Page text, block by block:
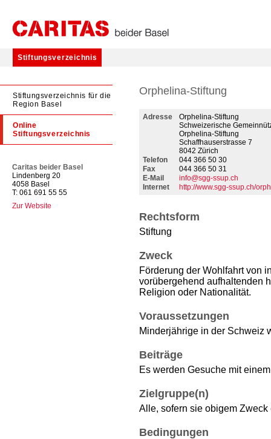
Stiftungsverzeichnis
Stiftungsverzeichnis für die
Region Basel
Online
Stiftungsverzeichnis
Caritas beider Basel
Lindenberg 20
4058 Basel
T: 061 691 55 55
Zur Website
Orphelina-Stiftung
Adresse
Orphelina-Stiftung
Schweizerische
Orphelina-Stiftung
Schaffhauserstrasse 7
8042 Zürich
Telefon
044 366 50 30
Fax
044 366 50 31
E-Mail
info@sgg-ssup.ch
Internet
http://www.sgg-ssup.ch/
Rechtsform
Stiftung
Zweck
Förderung der Wohlfahrt von
vorübergehend aufhaltenden
Religion oder Nationalität.
Voraussetzungen
Minderjährige in der Schweiz
Beiträge
Es werden Gesuche mit
Zielgruppe(n)
Alle, sofern sie obigem Zweck
Bedingungen